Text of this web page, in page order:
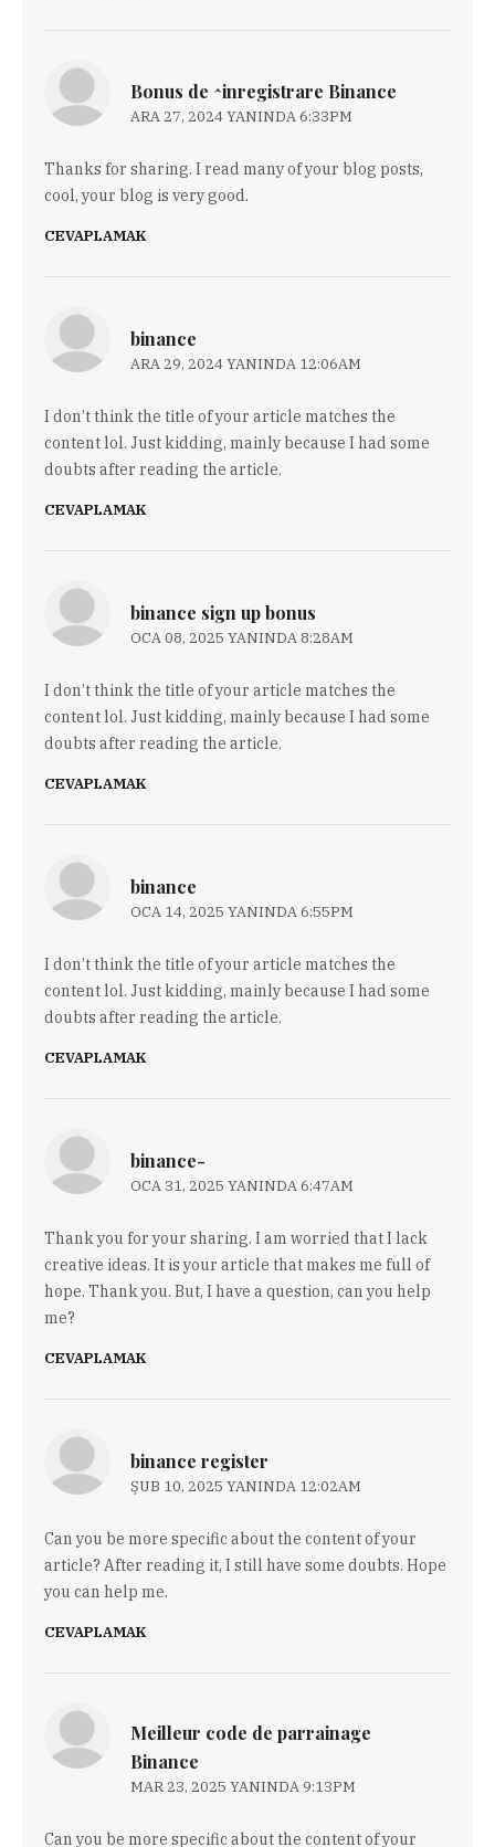
Bonus de ^inregistrare Binance
ARA 27, 2024 YANINDA 6:33PM
Thanks for sharing. I read many of your blog posts,
cool, your blog is very good.
CEVAPLAMAK
binance
ARA 29, 2024 YANINDA 12:06AM
I don’t think the title of your article matches the
content lol. Just kidding, mainly because I had some
doubts after reading the article.
CEVAPLAMAK
binance sign up bonus
OCA 08, 2025 YANINDA 8:28AM
I don’t think the title of your article matches the
content lol. Just kidding, mainly because I had some
doubts after reading the article.
CEVAPLAMAK
binance
OCA 14, 2025 YANINDA 6:55PM
I don’t think the title of your article matches the
content lol. Just kidding, mainly because I had some
doubts after reading the article.
CEVAPLAMAK
binance-
OCA 31, 2025 YANINDA 6:47AM
Thank you for your sharing. I am worried that I lack
creative ideas. It is your article that makes me full of
hope. Thank you. But, I have a question, can you help
me?
CEVAPLAMAK
binance register
ŞUB 10, 2025 YANINDA 12:02AM
Can you be more specific about the content of your
article? After reading it, I still have some doubts. Hope
you can help me.
CEVAPLAMAK
Meilleur code de parrainage
Binance
MAR 23, 2025 YANINDA 9:13PM
Can you be more specific about the content of your